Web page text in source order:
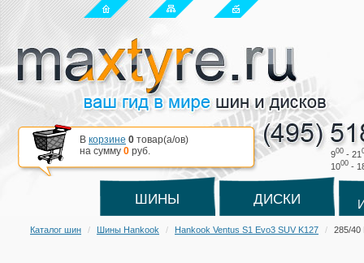
900 - 21
1000 -
В корзине 0 товар(a/ов)
на сумму 0 руб.
ШИНЫ ДИСКИ
Каталог шин Шины Hankook Hankook Ventus S1 Evo3 SUV K127 285/40